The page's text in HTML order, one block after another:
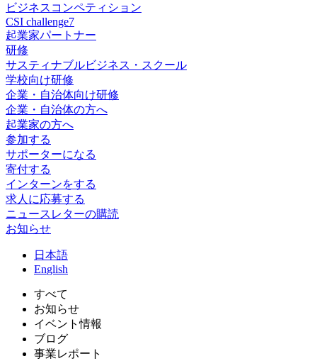
ビジネスコンペティション
CSI challenge7
起業家パートナー
研修
サスティナブルビジネス・スクール
学校向け研修
企業・自治体向け研修
企業・自治体の方へ
起業家の方へ
参加する
サポーターになる
寄付する
インターンをする
求人に応募する
ニュースレターの購読
お知らせ
日 本語
English
すべて
お知らせ
イベント情報
ブログ
事業レポート